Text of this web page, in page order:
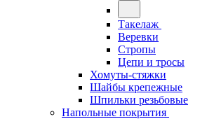
Такелаж
Веревки
Стропы
Цепи и тросы
Хомуты-стяжки
Шайбы крепежные
Шпильки резьбовые
Напольные покрытия